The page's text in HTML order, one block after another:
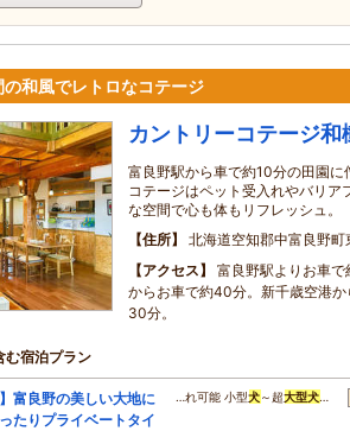
和風でレトロなコテージ
カントリーコテージ和
富良野駅から車で約10分の田園
コテージはペット受入れやバリア
な空間で心も体もリフレッシュ。
住所
北海道空知郡中富良野町
アクセス
富良野駅よりお車
からお車で約40分。新千歳空港
30分。
む宿泊プラン
富良野の美しい大地に
たりプライベートタイ
…れ可能 小型犬～超大型犬…